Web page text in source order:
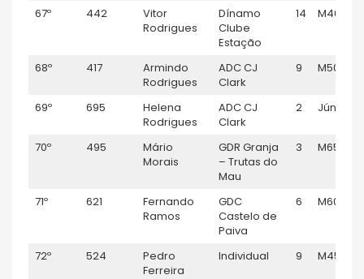
67º 442
Vitor
Rodrigues
Dínamo
Clube
Estação
14 M40
68º 417
Armindo
Rodrigues
ADC CJ
Clark
9 M50
69º 695
Helena
Rodrigues
ADC CJ
Clark
2 Júnior F
70º 495
Mário
Morais
GDR Granja
– Trutas do
Mau
3 M65
71º 621
Fernando
Ramos
GDC
Castelo de
Paiva
6 M60
72º 524
Pedro
Ferreira
Individual 9 M45